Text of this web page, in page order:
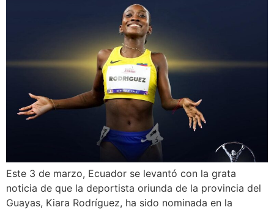
Este 3 de marzo, Ecuador se levantó con la grata
noticia de que la deportista oriunda de la provincia del
Guayas, Kiara Rodríguez, ha sido nominada en la